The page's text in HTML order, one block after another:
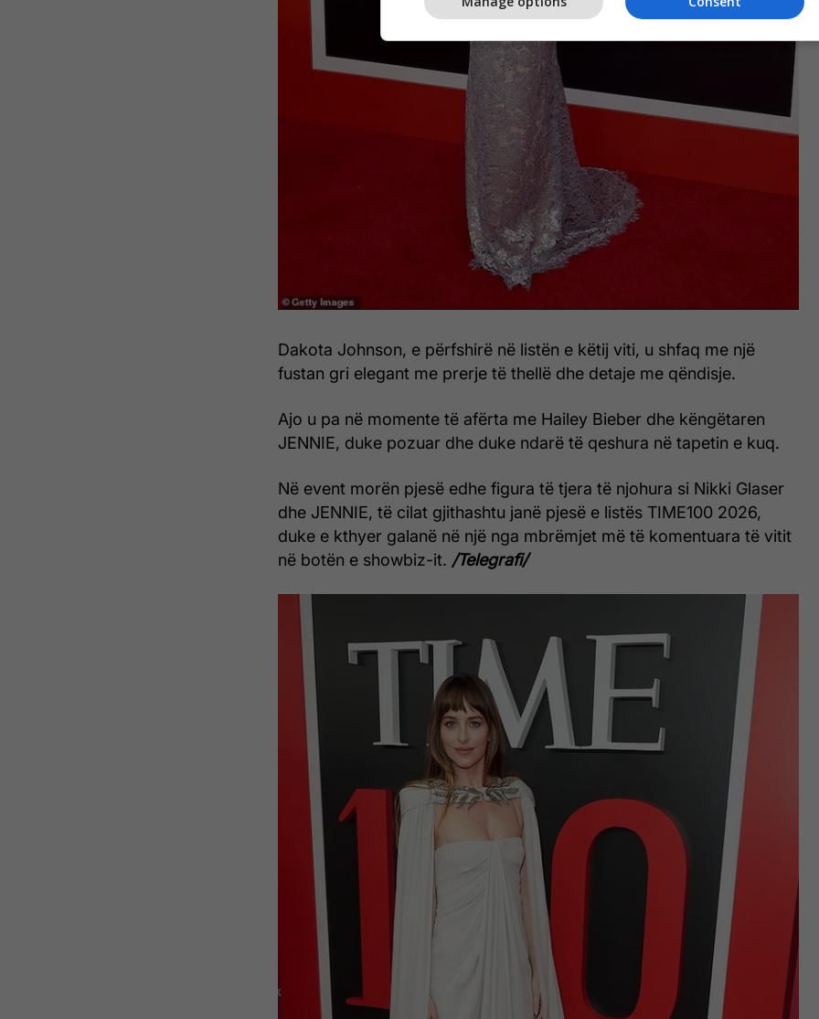
Dakota Johnson, e përfshirë në listën e këtij viti, u shfaq me një
fustan gri elegant me prerje të thellë dhe detaje me qëndisje.
Ajo u pa në momente të afërta me Hailey Bieber dhe këngëtaren
JENNIE, duke pozuar dhe duke ndarë të qeshura në tapetin e kuq.
Në event morën pjesë edhe figura të tjera të njohura si Nikki Glaser
dhe JENNIE, të cilat gjithashtu janë pjesë e listës TIME100 2026,
duke e kthyer galanë në një nga mbrëmjet më të komentuara të vitit
në botën e showbiz-it. /Telegrafi/